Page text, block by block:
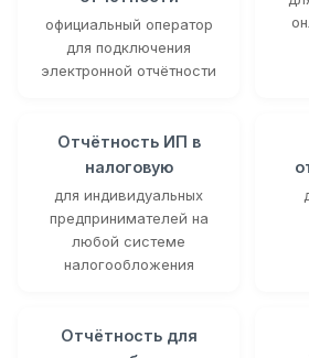
официальный оператор
для подключения
электронной отчётности
Отчётность ИП в
налоговую
для индивидуальных
предпринимателей на
любой системе
налогообложения
Отчётность для